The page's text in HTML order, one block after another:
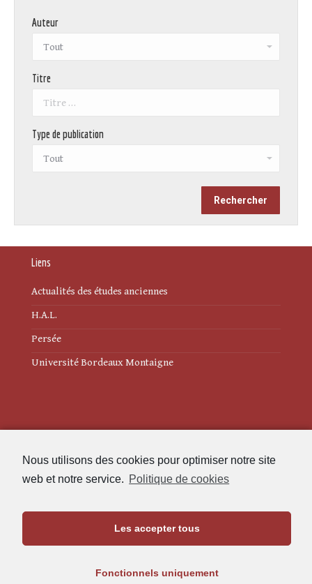
Nous utilisons des cookies pour optimiser notre site
web et notre service. Politique de cookies
Les accepter tous
Fonctionnels uniquement
Auteur
Titre
Type de publication
Liens
Actualités des études anciennes
H.A.L.
Persée
Université Bordeaux Montaigne
Politique de cookies (UE)
Maison de l'Archéologie